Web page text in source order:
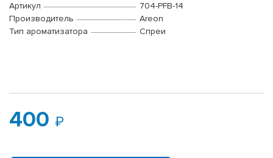
Артикул
704-PFB-14
Производитель
Areon
Тип ароматизатора
Спреи
400